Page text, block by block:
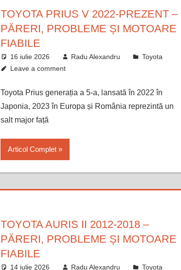
TOYOTA PRIUS V 2022-PREZENT –
PĂRERI, PROBLEME ȘI MOTOARE
FIABILE
16 iulie 2026 Radu Alexandru
Toyota
Leave a comment
Toyota Prius generația a 5-a, lansată în 2022 în
Japonia, 2023 în Europa și România reprezintă un
salt major față
Articol Complet
TOYOTA AURIS II 2012-2018 –
PĂRERI, PROBLEME ȘI MOTOARE
FIABILE
14 iulie 2026 Radu Alexandru Toyota